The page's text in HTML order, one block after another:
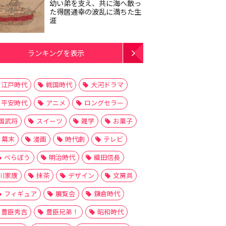
幼い弟を支え、共に海へ散っ
た得居通幸の波乱に満ちた生
涯
ランキングを表示
江戸時代 戦国時代
大河ドラマ
平安時代
アニメ
ロングセラー
武将
スイーツ 雑学
お菓子
幕末
漫画 時代劇
テレビ
べらぼう
明治時代
織田信長
家康
抹茶 デザイン
文房具
フィギュア
展覧会
鎌倉時代
豊臣秀吉
豊臣兄弟！
昭和時代